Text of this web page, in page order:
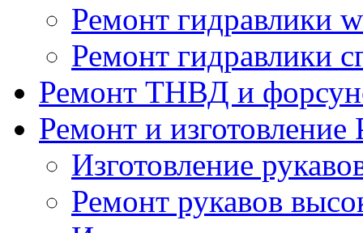
Ремонт гидравлики
Ремонт гидравлики
Ремонт ТНВД и
Ремонт и
Изготовление
Ремонт рукавов